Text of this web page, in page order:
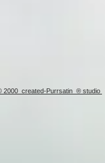
2000 created-Purrsatin ® studio